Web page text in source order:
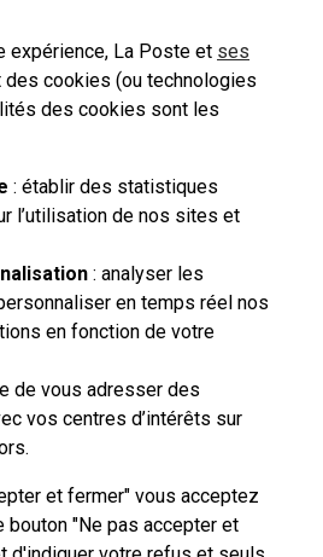
expérience, La Poste et ses
cookies (ou technologies
des cookies sont les
: établir des statistiques
l’utilisation de nos sites et
: analyser les
en temps réel nos
en fonction de votre
de vous adresser des
vos centres d’intérêts sur
et fermer" vous acceptez
"Ne pas accepter et
vous intéresser
mobilité ?
complémentaire ?
de solution parmi nos FAQs,
contacter ou déposer une
?
contacter